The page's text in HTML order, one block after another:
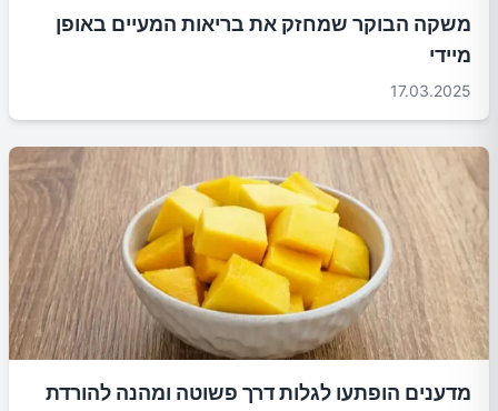
משקה הבוקר שמחזק את בריאות המעיים באופן
מיידי
17.03.2025
מדענים הופתעו לגלות דרך פשוטה ומהנה להורדת